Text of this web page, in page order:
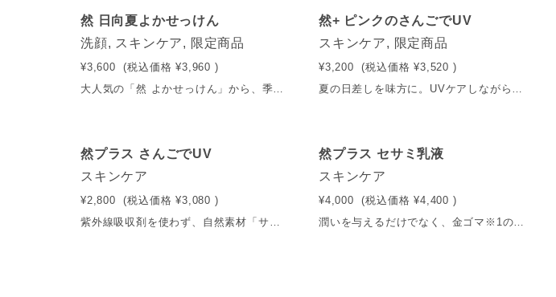
NEW
然 日向夏よかせっけん
洗顔, スキンケア, 限定商品
¥3,600 (税込価格 ¥3,960 )
大人気の「然 よかせっけん」から、季節限定品が登場。 「然 よかせっけん」の良さはそのままに、初夏から夏にかけて旬を迎える日向夏の恵みをぎゅっと閉じ込めました。 使用しているのは、「有機農業の町」をスローガンに掲げる宮崎県綾町で育った日向夏。あたたかな陽ざしと澄んだ空の下、のびのびと実った日向夏がみずみずしく爽やかな香りを運びます。 汗ばむ季節の肌を、すっきりと心地よく。 べたつく夏の朝にも、ぐったりな夜にも、日向夏の香りに包まれる洗顔時間をお楽しみください。 販売名：然（しかり） 石けんS（ST） 内容量：88g 送料：550円（税込） ※5,400円（税込）以上で送料無料
NEW
然+ ピンクのさんごでUV
スキンケア, 限定商品
¥3,200 (税込価格 ¥3,520 )
夏の日差しを味方に。UVケアしながら血色感をプラスする「然+ ピンクのさんごでUV」が限定登場。紫外線カット成分には、沖縄の海で長い年月をかけて風化したサンゴ末を使用。サンゴは自然界トップクラスの紫外線カット力を持つといいます。 さらに、希少な国産ザクロの美容成分をプラス。 古くから「女性の果実」として親しまれてきたザクロは、美容成分をたっぷりと含み夏の過酷な環境にさらされる肌をサポートします。化粧下地としてはもちろん、これ1本で軽やかに仕上げたい日にも。夏のUV対策にお役立てください。 内容量：30ml 送料：550円（税込） ※5,400円（税込）以上で送料無料
然プラス さんごでUV
スキンケア
¥2,800 (税込価格 ¥3,080 )
紫外線吸収剤を使わず、自然素材「サンゴ※1」の力で日差しをブロック。SPF43/PA+++のUVカット力を備えながら、肌を労わる美容液のような瑞々しさが肌を包みます。 毛穴を自然にカバー。さらに、夕方までくすみを隠し、艶やかでクリアな印象に。 ※1サンゴ末※2肌に潤いが十分にあり、キメが整うことで光を反射しやすい肌状態のこと。 内容量：30ml 送料：550円（税込） ※5,400円（税込）以上で送料無料
然プラス セサミ乳液
スキンケア
¥4,000 (税込価格 ¥4,400 )
潤いを与えるだけでなく、金ゴマ※1の力で“閉じ込める”乳液。希少な金ゴマオイル※1が、肌の水分・油分バランスを整えます。ベタつかず、内側※2からふっくらとした健やかな素肌へ。乾燥に負けない、輝くようなツヤ肌へと導く一本です。 内容量：30g 送料：550円（税込） ※5,400円（税込）以上で送料無料 ※シルクアレルギーの方はご使用にならないでください。 ※1ゴマ油 ※2角質層まで